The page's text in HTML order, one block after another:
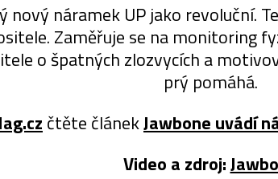
nový náramek UP jako
Zaměřuje se na monitoring
o špatných zlozvycích a
prý pomáhá.
čtěte článekJawbone uvádí
Video a zdroj: